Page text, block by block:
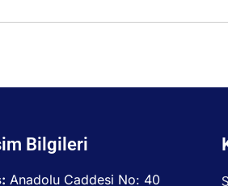
Bilgileri
Anadolu Caddesi No: 40